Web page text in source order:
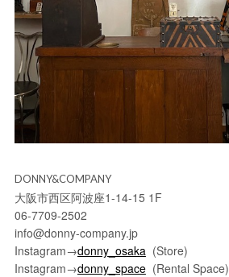
DONNY&COMPANY
大阪市西区阿波座1-14-15 1F
06-7709-2502
info@donny-company.jp
Instagram→donny_osaka (Store)
Instagram→donny_space(Rental Space)